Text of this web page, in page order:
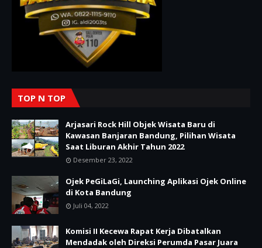
TOP N TOP
Arjasari Rock Hill Objek Wisata Baru di
Kawasan Banjaran Bandung, Pilihan Wisata
Saat Liburan Akhir Tahun 2022
Desember 23, 2022
Ojek PeGiLaGi, Launching Aplikasi Ojek Online
di Kota Bandung
Juli 04, 2022
Komisi II Kecewa Rapat Kerja Dibatalkan
Mendadak oleh Direksi Perumda Pasar Juara